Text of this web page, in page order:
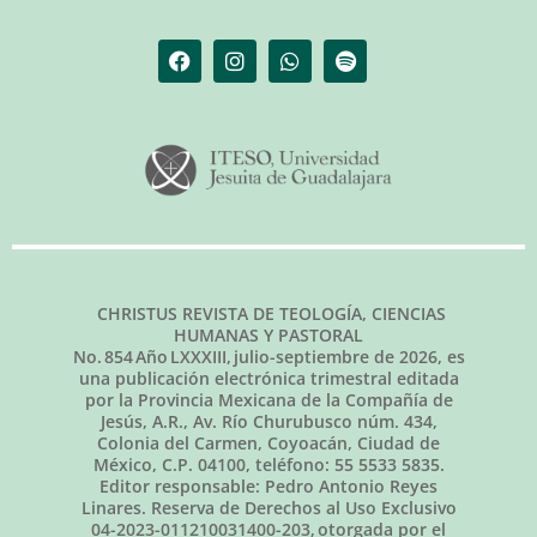
CHRISTUS REVISTA DE TEOLOGÍA, CIENCIAS
HUMANAS Y PASTORAL
No.854Año LXXXIII, julio-septiembre de 2026, es
una publicación electrónica trimestral editada
por la Provincia Mexicana de la Compañía de
Jesús, A.R., Av. Río Churubusco núm. 434,
Colonia del Carmen, Coyoacán, Ciudad de
México, C.P. 04100, teléfono: 55 5533 5835.
Editor responsable: Pedro Antonio Reyes
Linares. Reserva de Derechos al Uso Exclusivo
04-2023-011210031400-203, otorgada por el